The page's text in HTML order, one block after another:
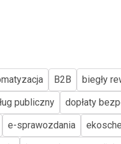
B2B
biegły
publiczny
dopłaty
e-sprawozdania